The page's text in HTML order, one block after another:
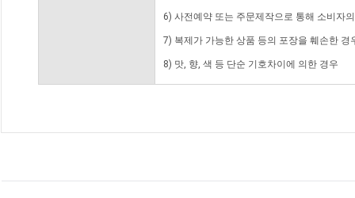
6) 사전예약 또는 주문제작으로 통해 소비자
7) 복제가 가능한 상품 등의 포장을 훼손한 경
8) 맛, 향, 색 등 단순 기호차이에 의한 경우